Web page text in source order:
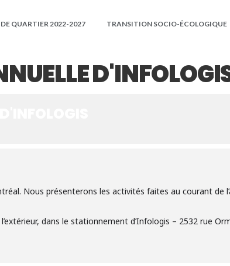
QUARTIER 2022-2027 TRANSITION SOCIO-ÉCOLOGIQUE
Nous présenterons les activités faites au courant de
dans le stationnement d’Infologis – 2532 rue